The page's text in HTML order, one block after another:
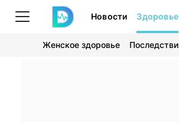
Новости Здоровье
Женское здоровье